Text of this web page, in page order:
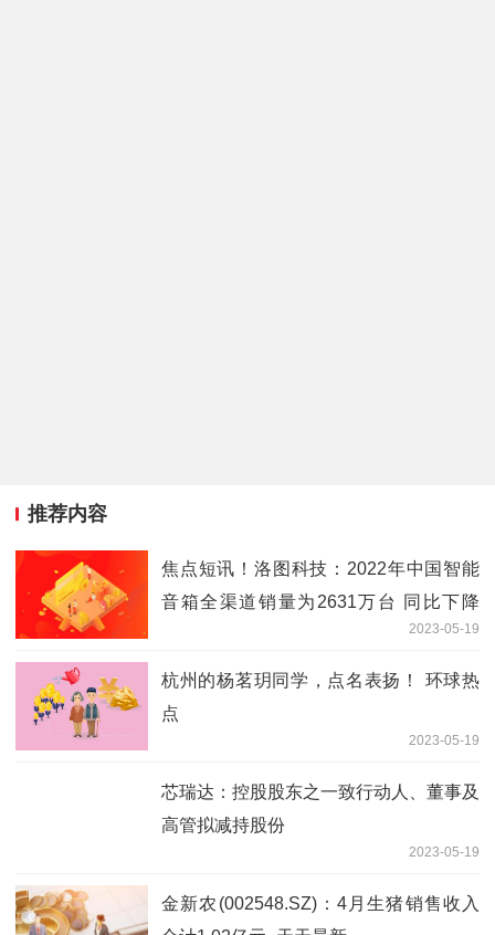
推荐内容
焦点短讯！洛图科技：2022年中国智能
音箱全渠道销量为2631万台 同比下降
2023-05-19
杭州的杨茗玥同学，点名表扬！ 环球热
点
2023-05-19
芯瑞达：控股股东之一致行动人、董事及
高管拟减持股份
2023-05-19
金新农(002548.SZ)：4月生猪销售收入